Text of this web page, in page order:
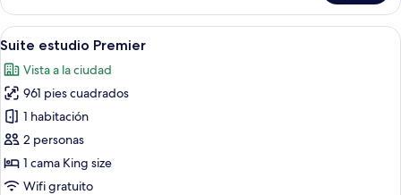
triple
familiar
Abrir
todas
las
fotos
de
Suite
estudio
Premier
Una sala de estar con un sofá, una
5
Suite estudio Premier
Vista a la ciudad
961 pies cuadrados
1 habitación
2 personas
1 cama King size
Wifi gratuito